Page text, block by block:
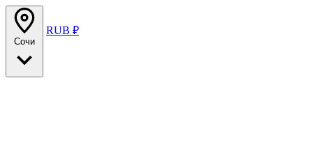
Сочи
RUB ₽